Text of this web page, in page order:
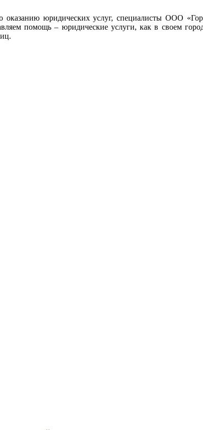
юридических услуг, специалисты ООО
помощь – юридические услуги, как в своем